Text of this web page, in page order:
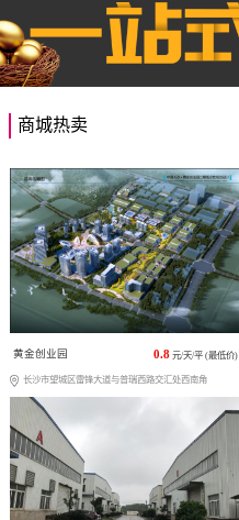
商城热卖
黄金创业园 0.8 元/天/平 (最低价)
长沙市望城区雷锋大道与普瑞西路交汇处西南角